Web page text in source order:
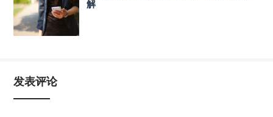
解
发表评论